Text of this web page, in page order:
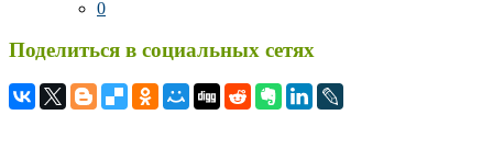
0
Поделиться в социальных сетях